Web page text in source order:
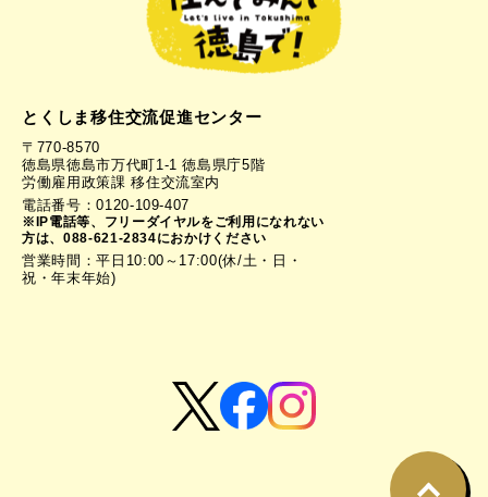
とくしま移住交流促進センター
〒770-8570
徳島県徳島市万代町1-1 徳島県庁5階
労働雇用政策課 移住交流室内
電話番号：0120-109-407
※IP電話等、フリーダイヤルをご利用になれない
方は、088-621-2834におかけください
営業時間：平日10:00～17:00(休/土・日・
祝・年末年始)